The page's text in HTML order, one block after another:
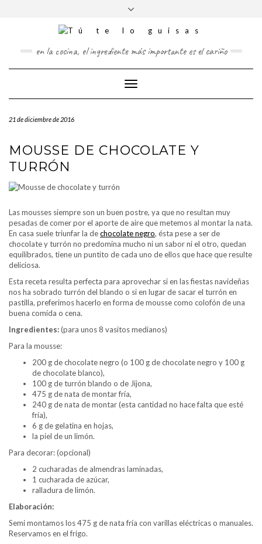
TWITTERPINTEREST
cabecera
en la cocina, el ingrediente más importante es el cariño
Cambiar
modo
21 de diciembre de 2016
MOUSSE DE CHOCOLATE Y
TURRÓN
Las mousses siempre son un buen postre, ya que no resultan muy
pesadas de comer por el aporte de aire que metemos al montar la nata.
En casa suele triunfar la dechocolate negro, ésta pese a ser de
chocolate y turrón no predomina mucho ni un sabor ni el otro, quedan
equilibrados, tiene un puntito de cada uno de ellos que hace que resulte
deliciosa.
Esta receta resulta perfecta para aprovechar si en las fiestas navideñas
nos ha sobrado turrón del blando o si en lugar de sacar el turrón en
pastilla, preferimos hacerlo en forma de mousse como colofón de una
buena comida o cena.
Ingredientes:(para unos 8 vasitos medianos)
Para la mousse:
200 g de chocolate negro (o 100 g de chocolate negro y 100 g
de chocolate blanco),
100 g de turrón blando o de Jijona,
475 g de nata de montar fría,
240 g de nata de montar (esta cantidad no hace falta que esté
fría),
6 g de gelatina en hojas,
la piel de un limón.
Para decorar: (opcional)
2 cucharadas de almendras laminadas,
1 cucharada de azúcar,
ralladura de limón.
Elaboración:
Semi montamos los 475 g de nata fría con varillas eléctricas o manuales.
Reservamos en el frigo.